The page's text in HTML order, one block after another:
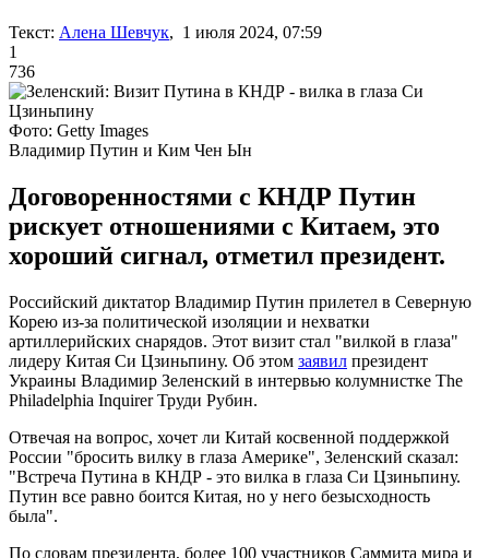
Текст: Алена Шевчук, 1 июля 2024, 07:59
1
736
Фото: Getty Images
Владимир Путин и Ким Чен Ын
Договоренностями с КНДР Путин
рискует отношениями с Китаем, это
хороший сигнал, отметил президент.
Российский диктатор Владимир Путин прилетел в Северную
Корею из-за политической изоляции и нехватки
артиллерийских снарядов. Этот визит стал "вилкой в ​​глаза"
лидеру Китая Си Цзиньпину. Об этом заявил президент
Украины Владимир Зеленский в интервью колумнистке The
Philadelphia Inquirer Труди Рубин.
Отвечая на вопрос, хочет ли Китай косвенной поддержкой
России "бросить вилку в глаза Америке", Зеленский сказал:
"Встреча Путина в КНДР - это вилка в глаза Си Цзиньпину.
Путин все равно боится Китая, но у него безысходность
была".
По словам президента, более 100 участников Саммита мира и